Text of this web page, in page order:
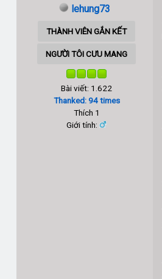
lehung73
THÀNH VIÊN GẮN KẾT
NGƯỜI TÔI CƯU MANG
Bài viết: 1.622
Thanked: 94 times
Thích 1
Giới tính: